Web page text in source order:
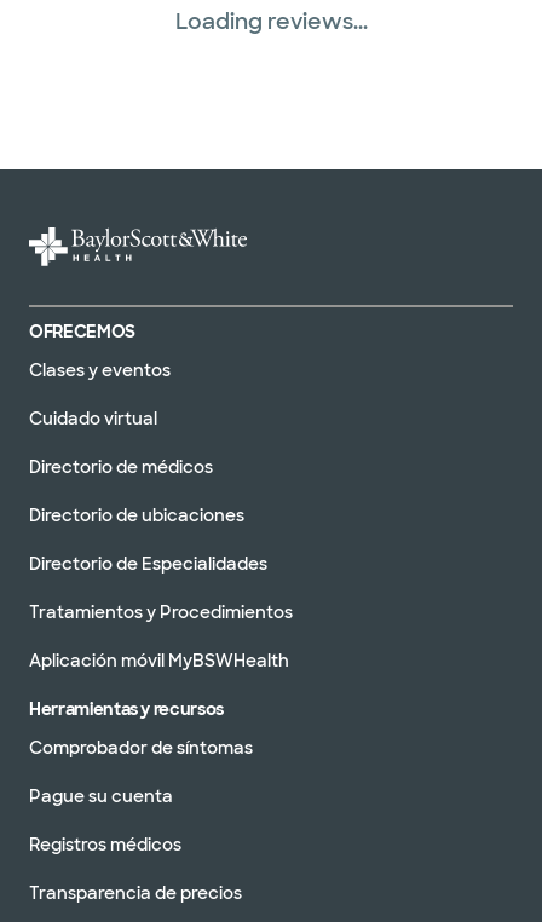
Loading reviews...
OFRECEMOS
Clases y eventos
Cuidado virtual
Directorio de médicos
Directorio de ubicaciones
Directorio de Especialidades
Tratamientos y Procedimientos
Aplicación móvil MyBSWHealth
Herramientas y recursos
Comprobador de síntomas
Pague su cuenta
Registros médicos
Transparencia de precios